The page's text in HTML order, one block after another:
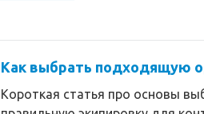
Как выбрать подходящую
Короткая статья про основы